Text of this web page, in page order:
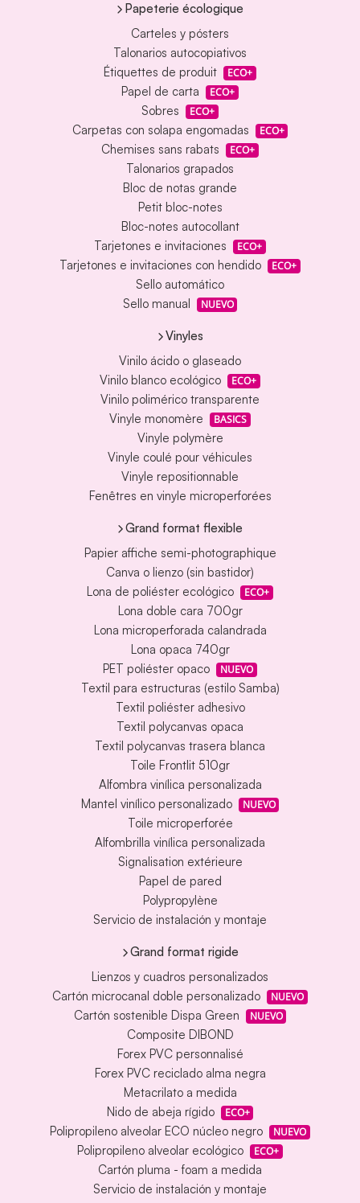
Papeterie écologique
Carteles y pósters
Talonarios autocopiativos
Étiquettes de produit
ECO+
Papel de carta ECO+
Sobres ECO+
Carpetas con solapa engomadas ECO+
Chemises sans rabats ECO+
Talonarios grapados
Bloc de notas grande
Petit bloc-notes
Bloc-notes autocollant
Tarjetones e invitaciones
ECO+
Tarjetones e invitaciones con hendido ECO+
Sello automático
Sello manual
NUEVO
Vinyles
Vinilo ácido o glaseado
Vinilo blanco ecológico
ECO+
Vinilo polimérico transparente
Vinyle monomère
BASICS
Vinyle polymère
Vinyle coulé pour véhicules
Vinyle repositionnable
Fenêtres en vinyle microperforées
Grand format flexible
Papier affiche semi-photographique
Canva o lienzo (sin bastidor)
Lona de poliéster ecológico
ECO+
Lona doble cara 700gr
Lona microperforada calandrada
Lona opaca 740gr
PET poliéster opaco
NUEVO
Textil para estructuras (estilo Samba)
Textil poliéster adhesivo
Textil polycanvas opaca
Textil polycanvas trasera blanca
Toile Frontlit 510gr
Alfombra vinílica personalizada
Mantel vinílico personalizado
NUEVO
Toile microperforée
Alfombrilla vinílica personalizada
Signalisation extérieure
Papel de pared
Polypropylène
Servicio de instalación y montaje
Grand format rigide
Lienzos y cuadros personalizados
Cartón microcanal doble personalizado
NUEVO
Cartón sostenible Dispa Green NUEVO
Composite DIBOND
Forex PVC personnalisé
Forex PVC reciclado alma negra
Metacrilato a medida
Nido de abeja rígido
ECO+
Polipropileno alveolar ECO núcleo negro NUEVO
Polipropileno alveolar ecológico ECO+
Cartón pluma - foam a medida
Servicio de instalación y montaje